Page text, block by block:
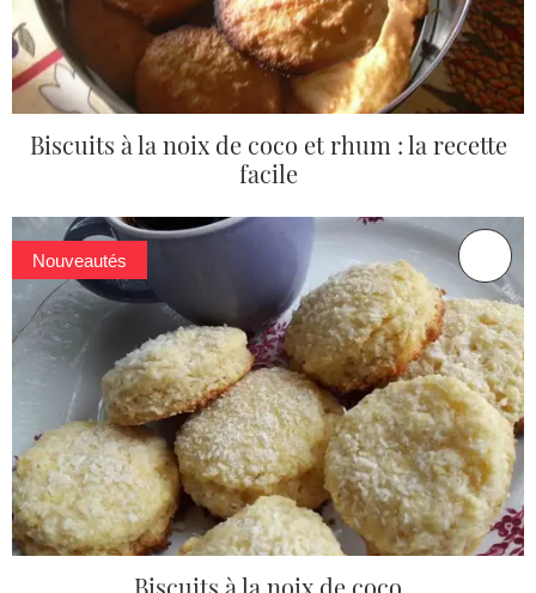
Biscuits à la noix de coco et rhum : la recette
facile
Nouveautés
Biscuits à la noix de coco